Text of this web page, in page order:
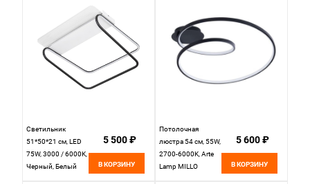
Светильник
51*50*21 см, LED
75W, 3000 / 6000K,
Черный, Белый
5 500 ₽
В КОРЗИНУ
Потолочная
люстра 54 см, 55W,
2700-6000K, Arte
Lamp MILLO
5 600 ₽
В КОРЗИНУ